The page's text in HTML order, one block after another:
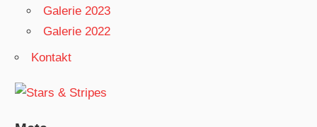
Galerie 2023
Galerie 2022
Kontakt